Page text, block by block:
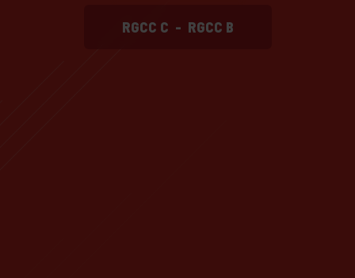
RGCC C - RGCC B